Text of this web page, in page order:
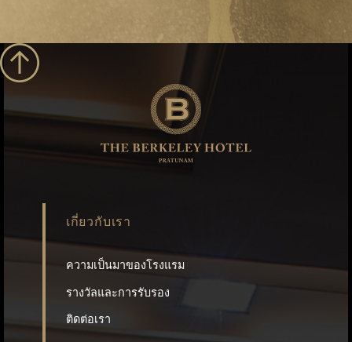
เกี่ยวกับเรา
ความเป็นมาของโรงแรม
รางวัลและการรับรอง
ติดต่อเรา